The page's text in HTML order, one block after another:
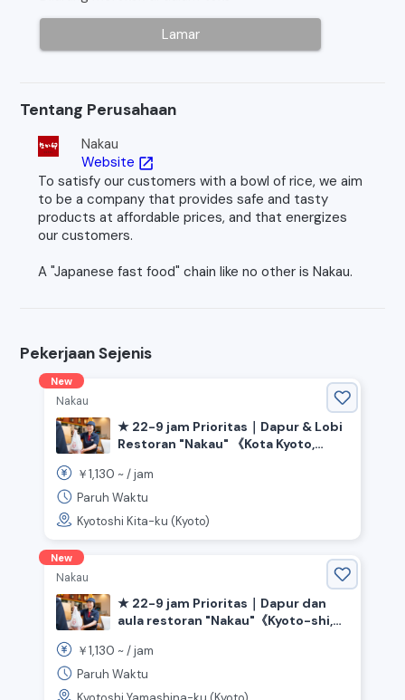
Lamar
Tentang Perusahaan
Nakau
Website open_in_new
To satisfy our customers with a bowl of rice, we aim
to be a company that provides safe and tasty
products at affordable prices, and that energizes
our customers.
A "Japanese fast food" chain like no other is Nakau.
Pekerjaan Sejenis
New
Nakau
★ 22-9 jam Prioritas｜Dapur & Lobi
Restoran "Nakau" 《Kota Kyoto,
￥1,130 ~ /jam
Paruh Waktu
Kyotoshi Kita-ku (Kyoto)
New
Nakau
★ 22-9 jam Prioritas｜Dapur dan
aula restoran "Nakau"《Kyoto-shi,
Stasiun Yamashina》
￥1,130 ~ /jam
Paruh Waktu